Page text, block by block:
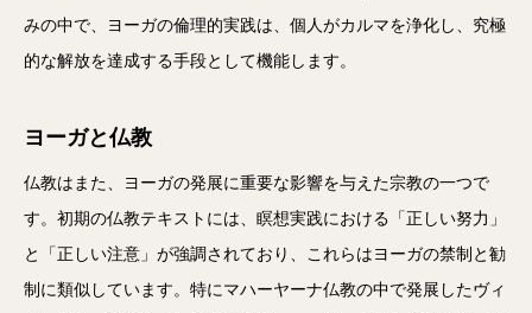
みの中で、ヨーガの倫理的実践は、個人がカルマを浄化し、究極
的な解放を達成する手段として機能します。
ヨーガと仏教
仏教はまた、ヨーガの発展に重要な影響を与えた宗教の一つで
す。初期の仏教テキストには、瞑想実践における「正しい努力」
と「正しい注意」が強調されており、これらはヨーガの禁制と勧
制に類似しています。特にマハーヤーナ仏教の中で発展したヴィ